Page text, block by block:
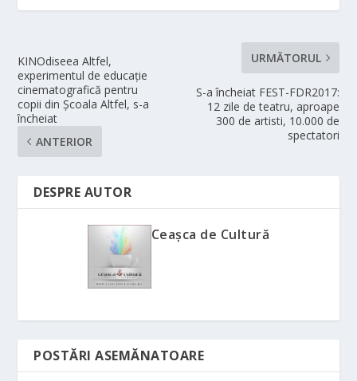
KINOdiseea Altfel,
experimentul de educație
cinematografică pentru
copii din Școala Altfel, s-a
încheiat
ANTERIOR
URMĂTORUL
S-a încheiat FEST-FDR2017:
12 zile de teatru, aproape
300 de artisti, 10.000 de
spectatori
DESPRE AUTOR
Ceașca de Cultură
POSTĂRI ASEMĂNATOARE